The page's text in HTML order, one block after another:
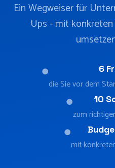
Ein Wegweiser für
Ups - mit
● 6
die Sie vor dem
●
10
zum
●
mit